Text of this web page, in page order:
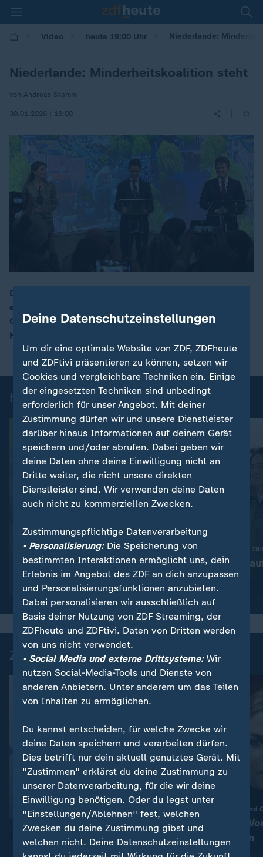
Video heute 19:00 Uhr Niederlande:
Niederlande: Minderheitskoalition steht
von Andreas Stamm
30.01.2026 | 19:00
00:17
Drei Monate nach der Wahl steht in den Niederlanden
eine neue Minderheitsregierung. Linksliberale,
Christdemokraten und Rechtsliberale legten in Den
Haag ihren Koalitionsvertrag vor.
heute 19:00 Uhr: Einzelbeiträge
Nachrichten | heute 19:00 Uhr:
Trotz Krieg:
Leihmutterschaft in der
Ukraine
Nachrichten | heute
Taiwan rüstet
Video
Zuletzt auf ZDFheute veröffentlicht
Aktuelle Entwicklungen
Iran-Krieg und Nahost-
Konflikt: Alle Nachrichten im
Liveblog
Zwischen Glamour und
Lena Gercke:
Unternehmerin
Deine Datenschutzeinstellungen
Um dir eine optimale Website von ZDF, ZDFheute
und ZDFtivi präsentieren zu können, setzen wir
Cookies und vergleichbare Techniken ein. Einige
der eingesetzten Techniken sind unbedingt
erforderlich für unser Angebot. Mit deiner
Zustimmung dürfen wir und unsere Dienstleister
darüber hinaus Informationen auf deinem Gerät
speichern und/oder abrufen. Dabei geben wir
deine Daten ohne deine Einwilligung nicht an
Dritte weiter, die nicht unsere direkten
Dienstleister sind. Wir verwenden deine Daten
auch nicht zu kommerziellen Zwecken.
Zustimmungspflichtige Datenverarbeitung
• Personalisierung:Die Speicherung von
bestimmten Interaktionen ermöglicht uns, dein
Erlebnis im Angebot des ZDF an dich anzupassen
und Personalisierungsfunktionen anzubieten.
Dabei personalisieren wir ausschließlich auf
Basis deiner Nutzung von ZDF Streaming, der
ZDFheute und ZDFtivi. Daten von Dritten werden
von uns nicht verwendet.
• Social Media und externe Drittsysteme:Wir
nutzen Social-Media-Tools und Dienste von
anderen Anbietern. Unter anderem um das Teilen
von Inhalten zu ermöglichen.
Du kannst entscheiden, für welche Zwecke wir
deine Daten speichern und verarbeiten dürfen.
Dies betrifft nur dein aktuell genutztes Gerät. Mit
"Zustimmen" erklärst du deine Zustimmung zu
unserer Datenverarbeitung, für die wir deine
Einwilligung benötigen. Oder du legst unter
"Einstellungen/Ablehnen" fest, welchen
Zwecken du deine Zustimmung gibst und
welchen nicht. Deine Datenschutzeinstellungen